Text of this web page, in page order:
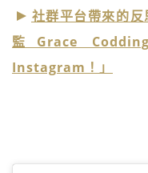
社群平台帶來的
監Grace
Instagram！」